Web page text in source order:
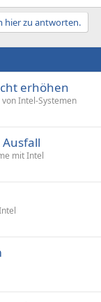
hier zu antworten.
erhöhen
Intel-Systemen
Ausfall
mit Intel